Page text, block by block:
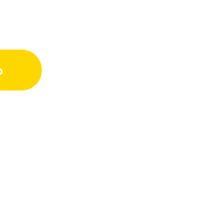
Exterior / Inalambrico